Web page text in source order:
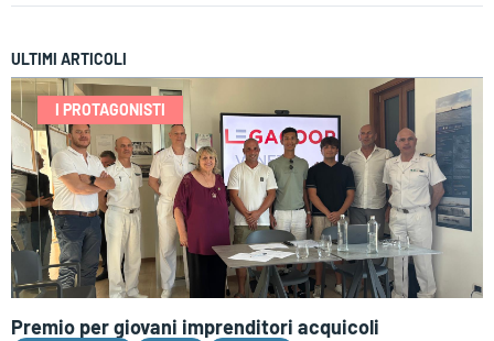
ULTIMI ARTICOLI
I PROTAGONISTI
Premio per giovani imprenditori acquicoli